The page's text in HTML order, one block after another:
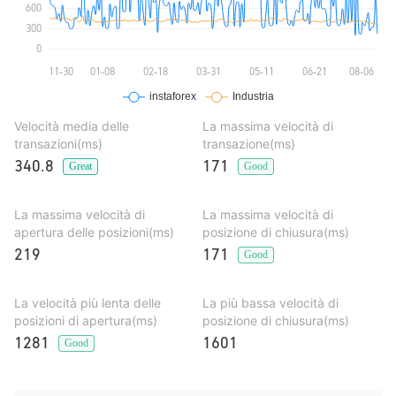
Velocità media delle
transazioni(ms)
340.8 Great
La massima velocità di
transazione(ms)
171 Good
La massima velocità di
apertura delle posizioni(ms)
219
La massima velocità di
posizione di chiusura(ms)
171 Good
La velocità più lenta delle
posizioni di apertura(ms)
1281 Good
La più bassa velocità di
posizione di chiusura(ms)
1601